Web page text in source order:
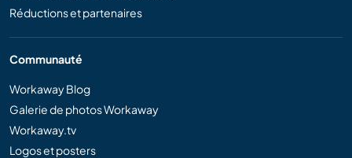
Réductions et partenaires
Communauté
Workaway Blog
Galerie de photos Workaway
Workaway.tv
Logos et posters